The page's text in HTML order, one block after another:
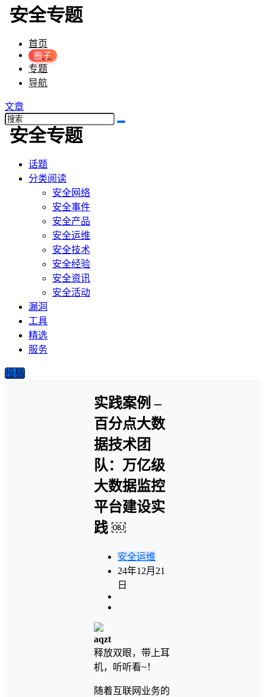
首页
圈子
专题
导航
文章
话题
分类阅读
安全网络
安全事件
安全产品
安全运维
安全技术
安全经验
安全资讯
安全活动
漏洞
工具
精选
服务
投稿
实践案例 –
百分点大数
据技术团
队：万亿级
大数据监控
平台建设实
践 ￼
安全运维
24年12月21
日
aqzt
释放双眼，带上耳
机，听听看~！
随着互联网业务的